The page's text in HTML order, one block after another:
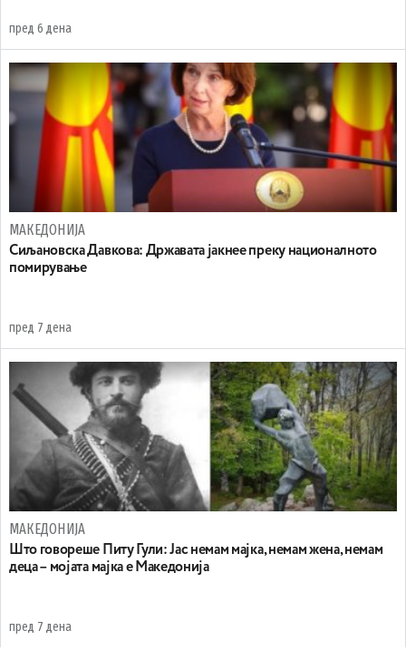
пред 6 дена
МАКЕДОНИЈА
Сиљановска Давкова: Државата јакнее преку националното
помирување
пред 7 дена
МАКЕДОНИЈА
Што говореше Питу Гули: Јас немам мајка, немам жена, немам
деца – мојата мајка е Македонија
пред 7 дена